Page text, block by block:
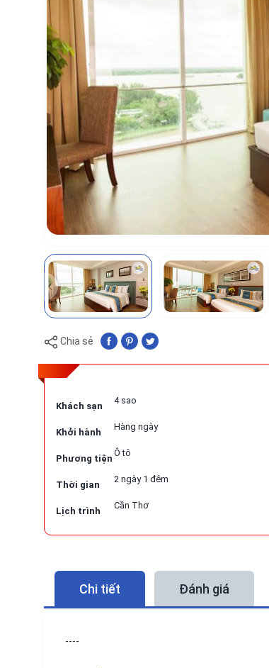
Chia sẻ
Khách sạn
4 sao
Khởi hành
Hàng ngày
Phương tiện
Ô tô
Thời gian
2 ngày 1 đêm
Lịch trình
Cần Thơ
Chi tiết Đánh giá
----